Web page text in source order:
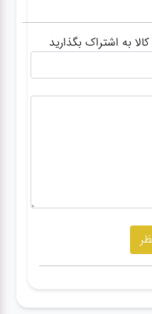
به اشتراک بگذارید